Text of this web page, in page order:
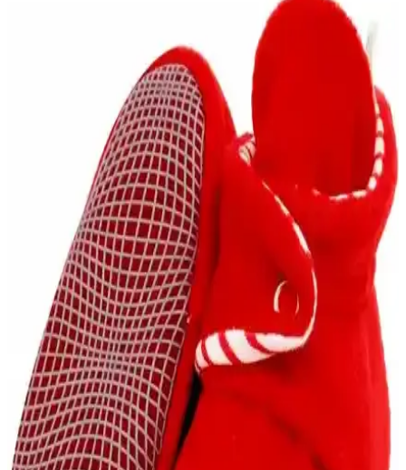
Bebek Crocs terlikleri hafif, esnek ve ergonomik tasarımıyla ilk
adımlarını güvenle atmalarına yardımcı olur, renkli modelleriyle
çocuklar için eğlenceli seçenekler sunar.
Hoşgeldin Bebek Erkek İçin En Güzel Çanta ve
Ayakkabı Seçenekleriyle Hediye Rehberi
Yeni doğan erkek bebekler için pratik ve şık hediye seçenekleri,
çanta ve ayakkabılar, dikkat edilmesi gerekenler ve ideal hediye
kombinasyonları hakkında detaylar.
Nike Bebek Eşofman Takımları: Konfor ve Şıklığı
Bir Arada Sunan Seçenekler
Nike bebek eşofman takımları yüksek kalite malzemeleri, şık
tasarımları ve kullanım kolaylığıyla ebeveynlerin favorisi. Konfor ve
şıklığı bir arada sunan modeller, bebeğinizin hareket özgürlüğünü
destekler.
Ella Bonna Polar Bebek Pandufu: Yüksek Kaliteli
Doğal Malzemelerle Güvenli Kış Seçeneği
Ella Bonna polar bebek pandufu, doğal malzemelerle üretilmiş,
sıcak tutan ve güvenli tasarımıyla bebeklerin kış aylarında tercih
ettiği şık ve fonksiyonel bir ürün.